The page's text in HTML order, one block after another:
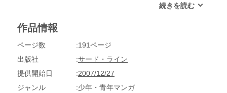
と、かたくなに信じる風牙は、自らの命をかけて、銀を立ち上
作品情報
ページ数
191ページ
出版社
サード・ライン
提供開始日
2007/12/27
ジャンル
少年・青年マンガ